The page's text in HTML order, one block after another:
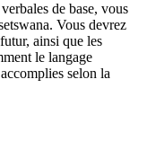
de base, vous
Vous devrez
ainsi que les
le langage
selon la